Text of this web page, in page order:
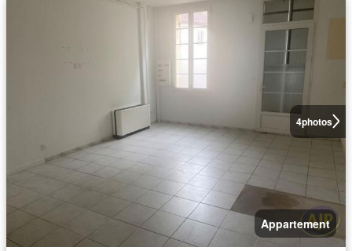
4photos
Appartement